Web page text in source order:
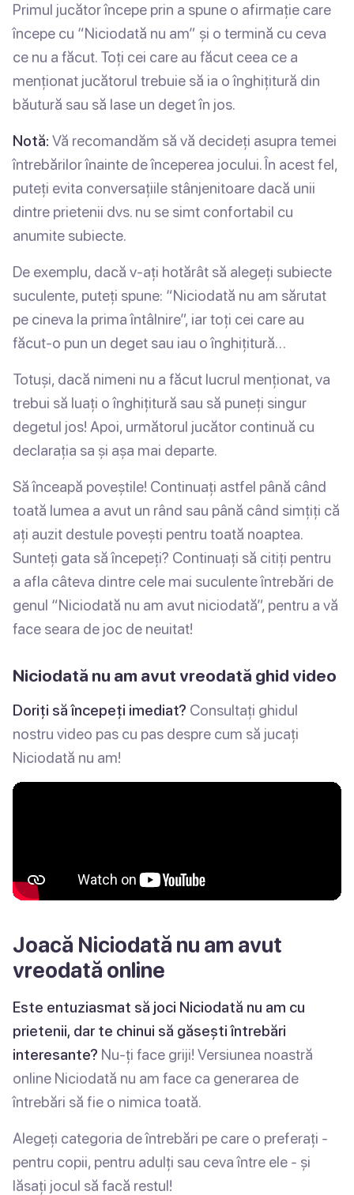
Primul jucător începe prin a spune o afirmație care
începe cu “Niciodată nu am” și o termină cu ceva
ce nu a făcut. Toți cei care au făcut ceea ce a
menționat jucătorul trebuie să ia o înghițitură din
băutură sau să lase un deget în jos.
Notă: Vă recomandăm să vă decideți asupra temei
întrebărilor înainte de începerea jocului. În acest fel,
puteți evita conversațiile stânjenitoare dacă unii
dintre prietenii dvs. nu se simt confortabil cu
anumite subiecte.
De exemplu, dacă v-ați hotărât să alegeți subiecte
suculente, puteți spune: “Niciodată nu am sărutat
pe cineva la prima întâlnire”, iar toți cei care au
făcut-o pun un deget sau iau o înghițitură…
Totuși, dacă nimeni nu a făcut lucrul menționat, va
trebui să luați o înghițitură sau să puneți singur
degetul jos! Apoi, următorul jucător continuă cu
declarația sa și așa mai departe.
Să înceapă poveștile! Continuați astfel până când
toată lumea a avut un rând sau până când simțiți că
ați auzit destule povești pentru toată noaptea.
Sunteți gata să începeți? Continuați să citiți pentru
a afla câteva dintre cele mai suculente întrebări de
genul “Niciodată nu am avut niciodată”, pentru a vă
face seara de joc de neuitat!
Niciodată nu am avut vreodată ghid video
Doriți să începeți imediat? Consultați ghidul
nostru video pas cu pas despre cum să jucați
Niciodată nu am!
Joacă Niciodată nu am avut
vreodată online
Este entuziasmat să joci Niciodată nu am cu
prietenii, dar te chinui să găsești întrebări
interesante? Nu-ți face griji! Versiunea noastră
online Niciodată nu am face ca generarea de
întrebări să fie o nimica toată.
Alegeți categoria de întrebări pe care o preferați -
pentru copii, pentru adulți sau ceva între ele - și
lăsați jocul să facă restul!